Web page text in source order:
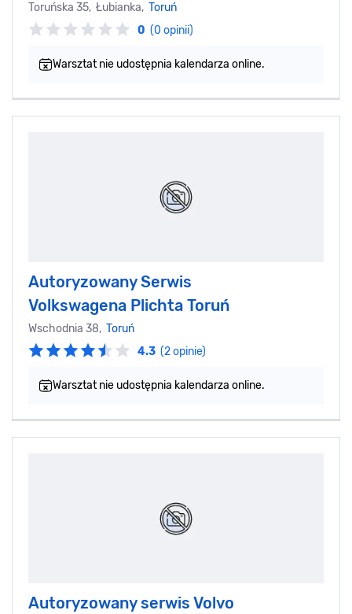
Toruńska 35, Łubianka, Toruń
0 (0 opinii)
Warsztat nie udostępnia kalendarza online.
Autoryzowany Serwis
Volkswagena Plichta Toruń
Wschodnia 38, Toruń
4.3 (2 opinie)
Warsztat nie udostępnia kalendarza online.
Autoryzowany serwis Volvo